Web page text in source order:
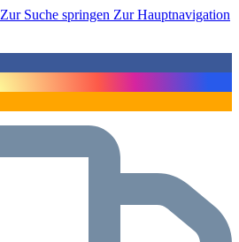
Zur Suche springen Zur Hauptnavigation